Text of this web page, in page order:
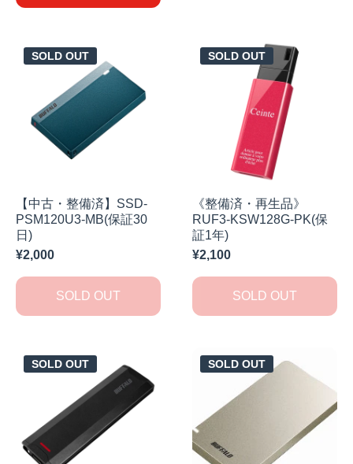
SOLD OUT
【中古・整備済】SSD-
PSM120U3-MB(保証30
日)
¥2,000
SOLD OUT
SOLD OUT
《整備済・再生品》
RUF3-KSW128G-PK(保
証1年)
¥2,100
SOLD OUT
SOLD OUT SOLD OUT